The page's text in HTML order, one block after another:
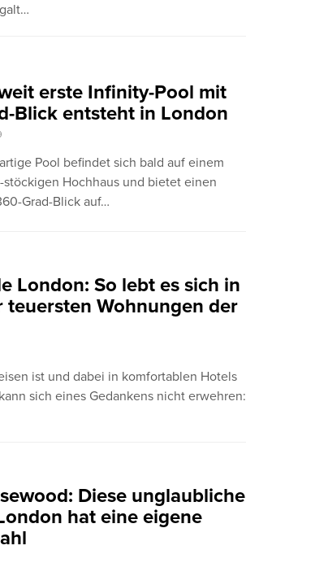
erste Infinity-Pool mit
Blick entsteht in London
Pool befindet sich bald auf einem
Hochhaus und bietet einen
Grad-Blick auf…
London: So lebt es sich in
teuersten Wohnungen der
ist und dabei in komfortablen Hotels
sich eines Gedankens nicht erwehren:
Diese unglaubliche
hat eine eigene